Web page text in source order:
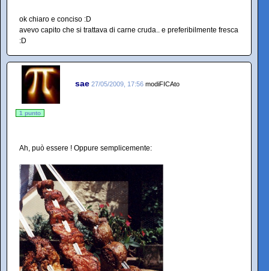
ok chiaro e conciso :D
avevo capito che si trattava di carne cruda.. e preferibilmente fresca
:D
sae 27/05/2009, 17:56 modiFICAto
1 punto
Ah, può essere ! Oppure semplicemente: